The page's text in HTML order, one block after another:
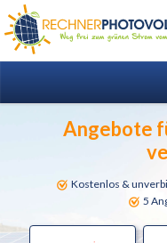
Angebote
Kostenlos &
5